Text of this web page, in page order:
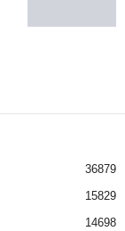
36879
15829
14698